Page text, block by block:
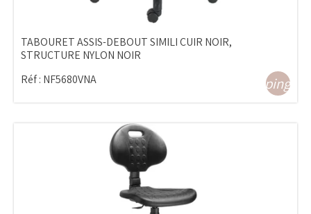
TABOURET ASSIS-DEBOUT SIMILI CUIR NOIR,
STRUCTURE NYLON NOIR
Réf : NF5680VNA